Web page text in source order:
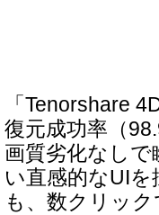
「Tenorshare
復元成功率（
画質劣化なし
い直感的なUI
も、数クリッ